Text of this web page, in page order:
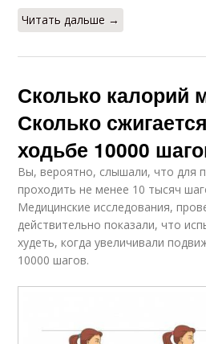
Читать дальше →
Сколько калорий
Сколько
ходьбе 10000
Вы, вероятно, слышали, что для
проходить не менее 10 тысяч
Медицинские исследования,
действительно показали, что
худеть, когда увеличивали
10000 шагов.